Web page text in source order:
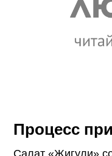
Процесс
Салат «Жигули»